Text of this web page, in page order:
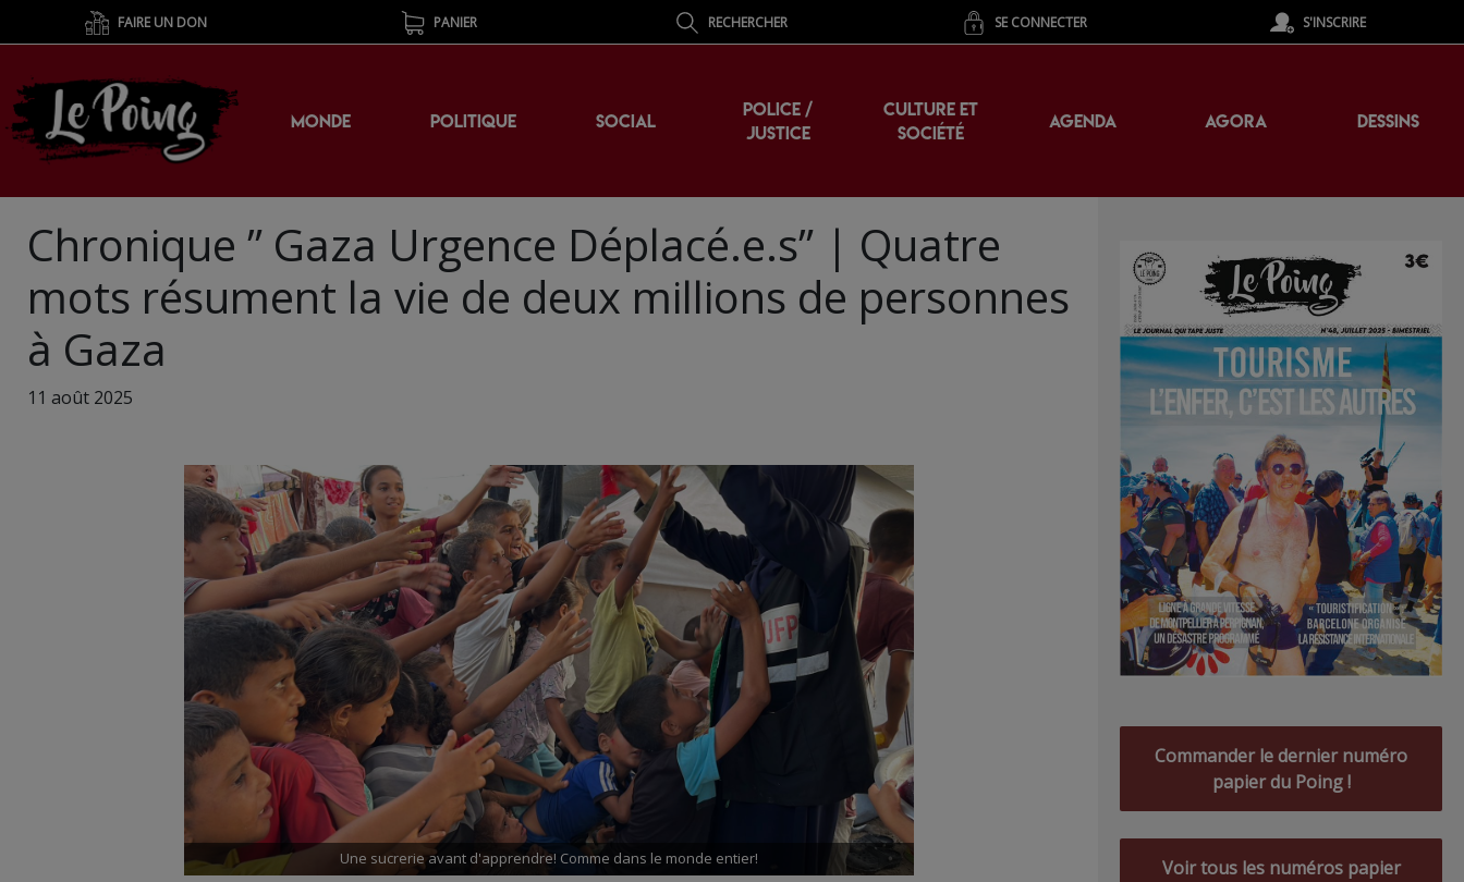
FAIRE UN DON PANIER RECHERCHER SE CONNECTER S'INSCRIRE
MONDE POLITIQUE SOCIAL
POLICE /
JUSTICE
CULTURE ET
SOCIÉTÉ
AGENDA AGORA DESSINS
Chronique ” Gaza Urgence Déplacé.e.s” | Quatre
mots résument la vie de deux millions de personnes
à Gaza
11 août 2025
Une sucrerie avant d'apprendre! Comme dans le monde entier!
Commander le dernier numéro
papier du Poing !
Voir tous les numéros papier